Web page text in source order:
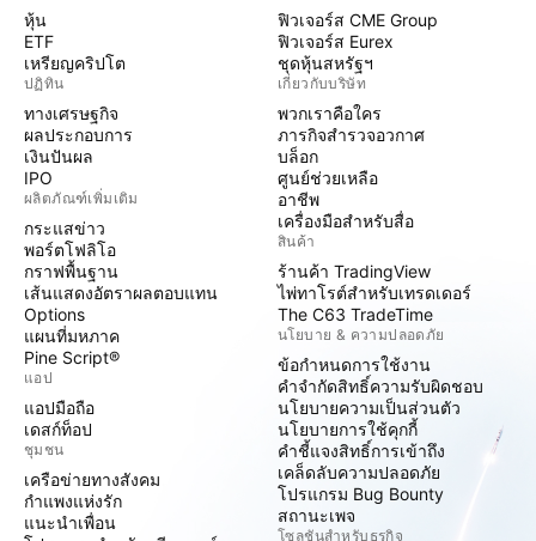
หุ้น
ETF
เหรียญคริปโต
ปฏิทิน
ทางเศรษฐกิจ
ผลประกอบการ
เงินปันผล
IPO
ผลิตภัณฑ์เพิ่มเติม
กระแสข่าว
พอร์ตโฟลิโอ
กราฟพื้นฐาน
เส้นแสดงอัตราผลตอบแทน
Options
แผนที่มหภาค
Pine Script®
แอป
แอปมือถือ
เดสก์ท็อป
ชุมชน
เครือข่ายทางสังคม
กำแพงแห่งรัก
แนะนำเพื่อน
ฟิวเจอร์ส CME Group
ฟิวเจอร์ส Eurex
ชุดหุ้นสหรัฐฯ
เกี่ยวกับบริษัท
พวกเราคือใคร
ภารกิจสำรวจอวกาศ
บล็อก
ศูนย์ช่วยเหลือ
อาชีพ
เครื่องมือสำหรับสื่อ
สินค้า
ร้านค้า TradingView
ไพ่ทาโรต์สำหรับเทรดเดอร์
The C63 TradeTime
นโยบาย & ความปลอดภัย
ข้อกำหนดการใช้งาน
คำจำกัดสิทธิ์ความรับผิดชอบ
นโยบายความเป็นส่วนตัว
นโยบายการใช้คุกกี้
คำชี้แจงสิทธิ์การเข้าถึง
เคล็ดลับความปลอดภัย
โปรแกรม Bug Bounty
สถานะเพจ
โซลูชันสำหรับธุรกิจ